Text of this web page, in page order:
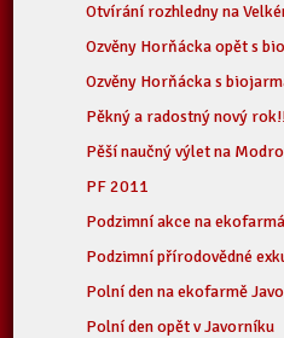
Otvírání rozhledny na
Ozvěny Horňácka opět s
Ozvěny Horňácka s
Pěkný a radostný nový
Pěší naučný výlet na
PF 2011
Podzimní akce na
Podzimní přírodovědné
Polní den na ekofarmě
Polní den opět v Javorníku